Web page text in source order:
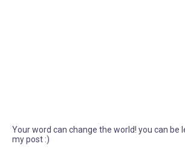
Your word can change the world! you can be
my post :)